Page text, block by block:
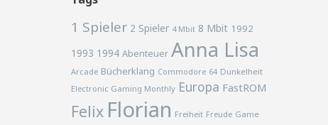
1 Spieler 2 Spieler 4 Mbit 8 Mbit 1992
1993 1994 Abenteuer Anna Lisa
Arcade Bücherklang Commodore 64 Dunkelheit
Electronic Gaming Monthly Europa FastROM
Felix Florian Freiheit Freude Game